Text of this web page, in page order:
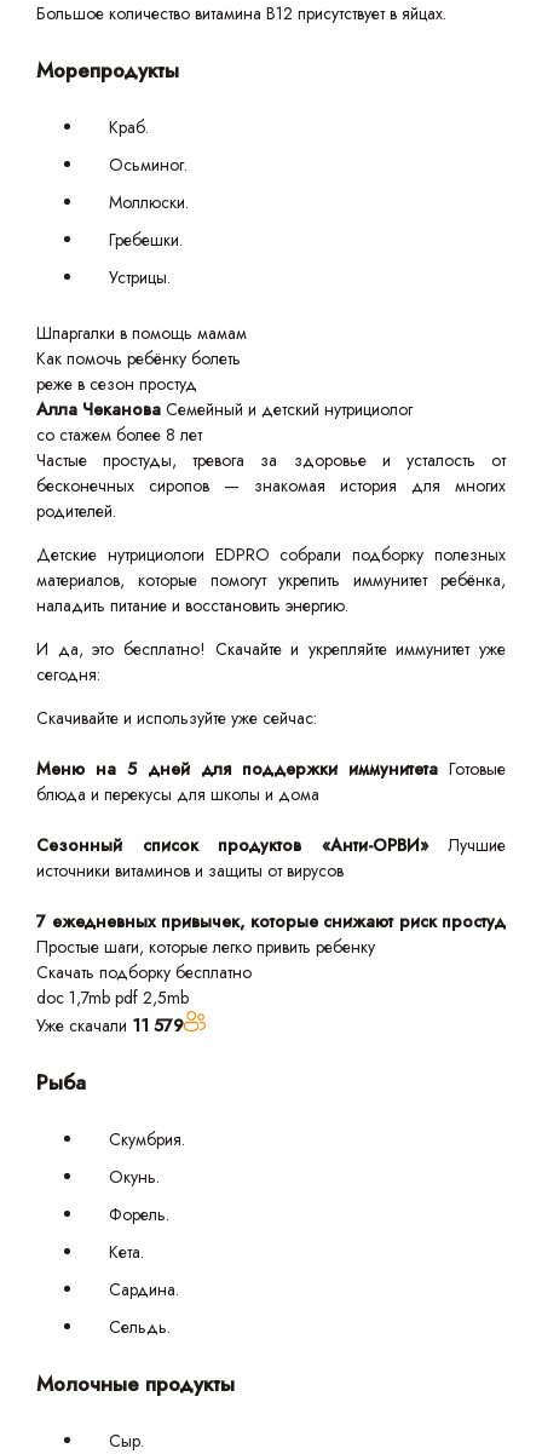
Большое количество витамина B12 присутствует в яйцах.
Морепродукты
Краб.
Осьминог.
Моллюски.
Гребешки.
Устрицы.
Шпаргалки в помощь мамам
Как помочь ребёнку болеть
реже в сезон простуд
Алла Чеканова Семейный и детский нутрициолог
со стажем более 8 лет
Частые простуды, тревога за здоровье и усталость от
бесконечных сиропов — знакомая история для многих
родителей.
Детские нутрициологи EDPRO собрали подборку полезных
материалов, которые помогут укрепить иммунитет ребёнка,
наладить питание и восстановить энергию.
И да, это бесплатно! Скачайте и укрепляйте иммунитет уже
сегодня:
Скачивайте и используйте уже сейчас:
Меню на 5 дней для поддержки иммунитета Готовые
блюда и перекусы для школы и дома
Сезонный список продуктов «Анти-ОРВИ»
Лучшие
источники витаминов и защиты от вирусов
7 ежедневных привычек, которые снижают риск простуд
Простые шаги, которые легко привить ребенку
Скачать подборку бесплатно
doc 1,7mb pdf 2,5mb
Уже скачали 11 579
Рыба
Скумбрия.
Окунь.
Форель.
Кета.
Сардина.
Сельдь.
Молочные продукты
Сыр.